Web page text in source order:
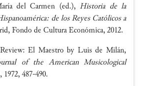
del Carmen (ed.), Historia de la
de los Reyes Católicos a
Fondo de Cultura Económica, 2012.
El Maestro by Luis de Milán,
of the American Musicological
1972, 487-490.